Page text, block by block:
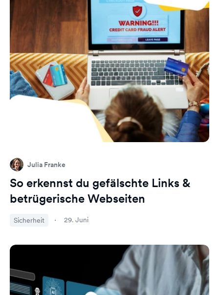
Julia Franke
So erkennst du gefälschte Links &
betrügerische Webseiten
Sicherheit 29. Juni